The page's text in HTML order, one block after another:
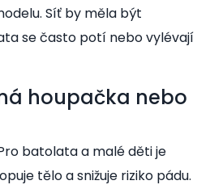
Síť by měla být
se často potí nebo vylévají
houpačka nebo
batolata a malé děti je
tělo a snižuje riziko pádu.